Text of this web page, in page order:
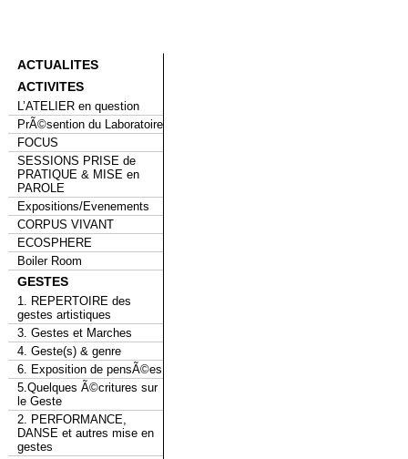
ACTUALITES
ACTIVITES
L’ATELIER en question
PrÃ©sention du Laboratoire
FOCUS
SESSIONS PRISE de
PRATIQUE & MISE en
PAROLE
Expositions/Evenements
CORPUS VIVANT
ECOSPHERE
Boiler Room
GESTES
1. REPERTOIRE des
gestes artistiques
3. Gestes et Marches
4. Geste(s) & genre
6. Exposition de pensÃ©es
5.Quelques Ã©critures sur
le Geste
2. PERFORMANCE,
DANSE et autres mise en
gestes